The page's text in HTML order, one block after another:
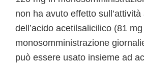
non ha avuto effetto
dell’acido acetilsalicilico (81 mg
monosomministrazione
può essere usato insieme ad